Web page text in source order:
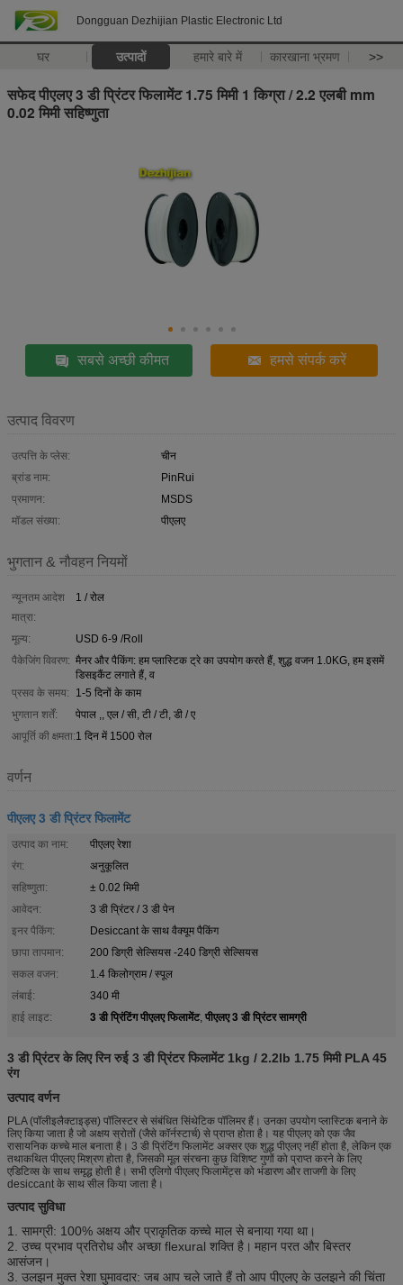
Dongguan Dezhijian Plastic Electronic Ltd
घर उत्पादों हमारे बारे में कारखाना भ्रमण >>
सफेद पीएलए 3 डी प्रिंटर फिलामेंट 1.75 मिमी 1 किग्रा / 2.2 एलबी mm
0.02 मिमी सहिष्णुता
सबसे अच्छी कीमत हमसे संपर्क करें
उत्पाद विवरण
उत्पत्ति के प्लेस:
चीन
ब्रांड नाम:
PinRui
प्रमाणन:
MSDS
मॉडल संख्या:
पीएलए
भुगतान & नौवहन नियमों
न्यूनतम आदेश
मात्रा:
1 / रोल
मूल्य:
USD 6-9 /Roll
पैकेजिंग विवरण: मैनर और पैकिंग: हम प्लास्टिक ट्रे का उपयोग करते हैं, शुद्ध वजन 1.0KG, हम इसमें
डिसइकैंट लगाते हैं, व
प्रसव के समय:
1-5 दिनों के काम
भुगतान शर्तें:
पेपाल ,, एल / सी, टी / टी, डी / ए
आपूर्ति की क्षमता:1 दिन में 1500 रोल
वर्णन
पीएलए 3 डी प्रिंटर फिलामेंट
उत्पाद का नाम:
पीएलए रेशा
रंग:
अनुकूलित
सहिष्णुता:
± 0.02 मिमी
आवेदन:
3 डी प्रिंटर / 3 डी पेन
इनर पैकिंग:
Desiccant के साथ वैक्यूम पैकिंग
छापा तापमान:
200 डिग्री सेल्सियस -240 डिग्री सेल्सियस
सकल वजन:
1.4 किलोग्राम / स्पूल
लंबाई:
340 मी
हाई लाइट:
3 डी प्रिंटिंग पीएलए फिलामेंट, पीएलए 3 डी प्रिंटर सामग्री
3 डी प्रिंटर के लिए रिन रुई 3 डी प्रिंटर फिलामेंट 1kg / 2.2lb 1.75 मिमी PLA 45
रंग
उत्पाद वर्णन
PLA (पॉलीइलैक्टाइड्स) पॉलिस्टर से संबंधित सिंथेटिक पॉलिमर हैं। उनका उपयोग प्लास्टिक बनाने के
लिए किया जाता है जो अक्षय स्रोतों (जैसे कॉर्नस्टार्च) से प्राप्त होता है। यह पीएलए को एक जैव
रासायनिक कच्चे माल बनाता है। 3 डी प्रिंटिंग फिलामेंट अक्सर एक शुद्ध पीएलए नहीं होता है, लेकिन एक
तथाकथित पीएलए मिश्रण होता है, जिसकी मूल संरचना कुछ विशिष्ट गुणों को प्राप्त करने के लिए
एडिटिव्स के साथ समृद्ध होती है। सभी एलिगो पीएलए फिलामेंट्स को भंडारण और ताजगी के लिए
desiccant के साथ सील किया जाता है।
उत्पाद सुविधा
1. सामग्री: 100% अक्षय और प्राकृतिक कच्चे माल से बनाया गया था।
2. उच्च प्रभाव प्रतिरोध और अच्छा flexural शक्ति है। महान परत और बिस्तर
आसंजन।
3. उलझन मुक्त रेशा घुमावदार: जब आप चले जाते हैं तो आप पीएलए के उलझने की चिंता